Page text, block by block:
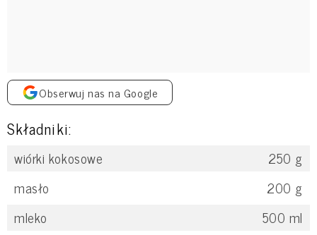
Obserwuj nas na Google
Składniki:
wiórki kokosowe 250 g
masło
200 g
mleko
500 ml